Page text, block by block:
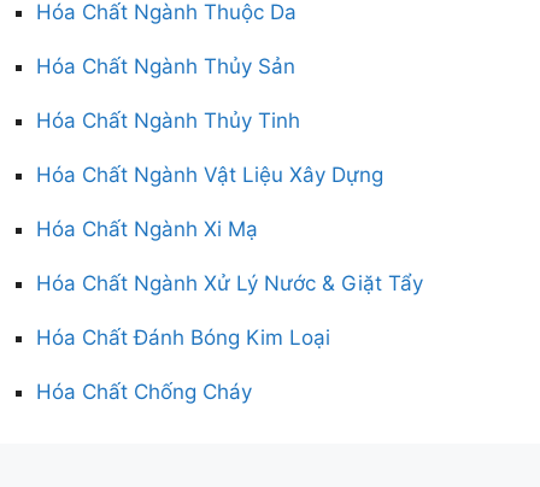
Hóa Chất Ngành Thuộc Da
Hóa Chất Ngành Thủy Sản
Hóa Chất Ngành Thủy Tinh
Hóa Chất Ngành Vật Liệu Xây Dựng
Hóa Chất Ngành Xi Mạ
Hóa Chất Ngành Xử Lý Nước & Giặt Tẩy
Hóa Chất Đánh Bóng Kim Loại
Hóa Chất Chống Cháy